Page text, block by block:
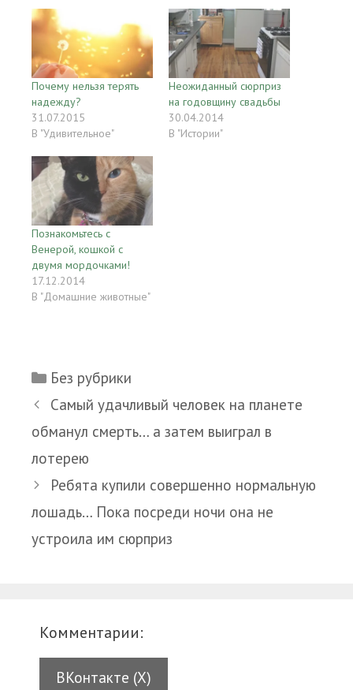
Почему нельзя терять
надежду?
31.07.2015
В "Удивительное"
Неожиданный сюрприз
на годовщину свадьбы
30.04.2014
В "Истории"
Познакомьтесь с
Венерой, кошкой с
двумя мордочками!
17.12.2014
В "Домашние животные"
Рубрики
Без рубрики
Самый удачливый человек на планете
обманул смерть… а затем выиграл в
лотерею
Ребята купили совершенно нормальную
лошадь… Пока посреди ночи она не
устроила им сюрприз
Комментарии:
ВКонтакте (X)